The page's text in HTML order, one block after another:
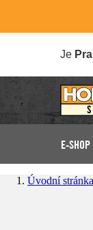
Je
E-SHOP
Úvodní stránka